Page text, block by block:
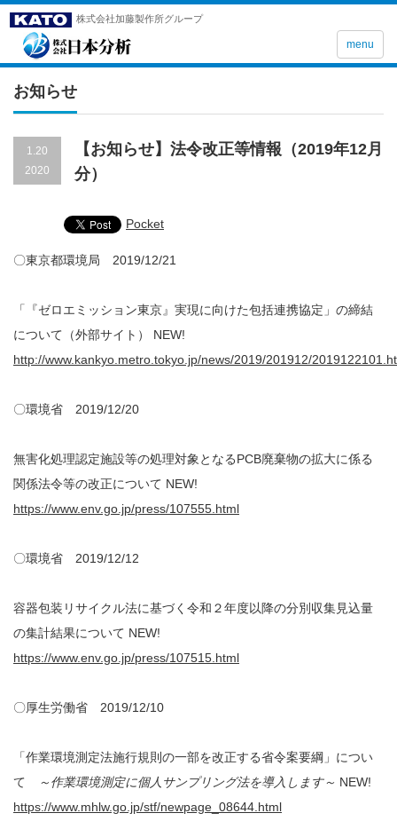
株式会社加藤製作所グループ
menu
お知らせ
1.20
2020
【お知らせ】法令改正等情報（2019年12月
分）
Pocket
〇東京都環境局 2019/12/21
「『ゼロエミッション東京』実現に向けた包括連携協定」の締結
について（外部サイト） NEW!
http://www.kankyo.metro.tokyo.jp/news/2019/201912/
〇環境省 2019/12/20
無害化処理認定施設等の処理対象となるPCB廃棄物の拡大に係る
関係法令等の改正について NEW!
https://www.env.go.jp/press/107555.html
〇環境省 2019/12/12
容器包装リサイクル法に基づく令和２年度以降の分別収集見込量
の集計結果について NEW!
https://www.env.go.jp/press/107515.html
〇厚生労働省 2019/12/10
「作業環境測定法施行規則の一部を改正する省令案要綱」につい
て
～作業環境測定に個人サンプリング法を導入します～ NEW!
https://www.mhlw.go.jp/stf/newpage_08644.html